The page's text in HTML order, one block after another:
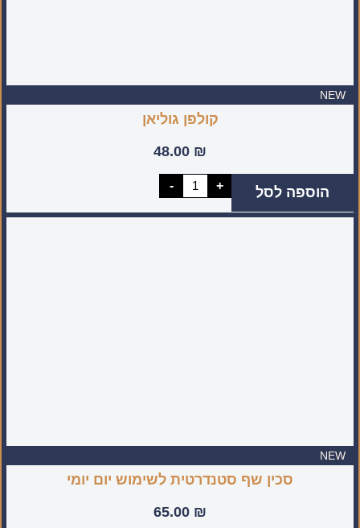
NEW
קולפן גוליאן
48.00 ₪
-
כמות
של
גוליאן
+ הוספה לסל
NEW
סכין שף סטנדרטית לשימוש יום יומי
65.00 ₪